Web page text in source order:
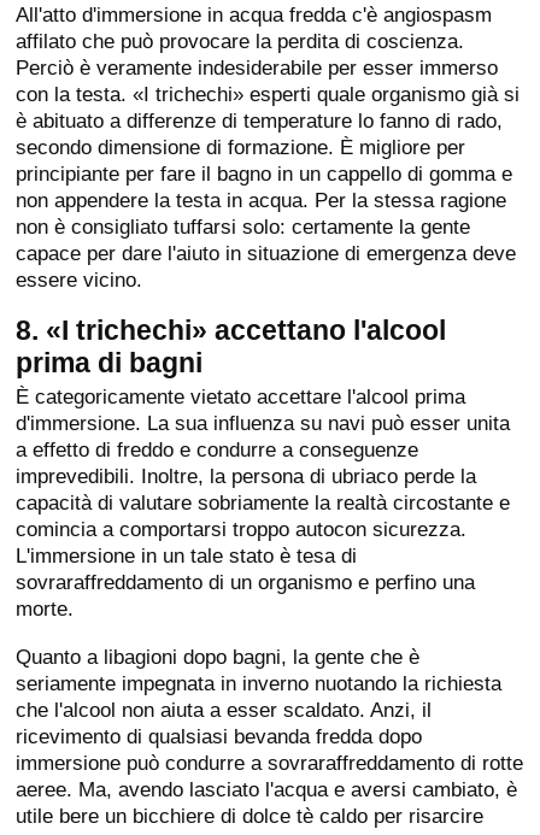
All'atto d'immersione in acqua fredda c'è angiospasm
affilato che può provocare la perdita di coscienza.
Perciò è veramente indesiderabile per esser immerso
con la testa. «I trichechi» esperti quale organismo già si
è abituato a differenze di temperature lo fanno di rado,
secondo dimensione di formazione. È migliore per
principiante per fare il bagno in un cappello di gomma e
non appendere la testa in acqua. Per la stessa ragione
non è consigliato tuffarsi solo: certamente la gente
capace per dare l'aiuto in situazione di emergenza deve
essere vicino.
8. «I trichechi» accettano l'alcool
prima di bagni
È categoricamente vietato accettare l'alcool prima
d'immersione. La sua influenza su navi può esser unita
a effetto di freddo e condurre a conseguenze
imprevedibili. Inoltre, la persona di ubriaco perde la
capacità di valutare sobriamente la realtà circostante e
comincia a comportarsi troppo autocon sicurezza.
L'immersione in un tale stato è tesa di
sovraraffreddamento di un organismo e perfino una
morte.
Quanto a libagioni dopo bagni, la gente che è
seriamente impegnata in inverno nuotando la richiesta
che l'alcool non aiuta a esser scaldato. Anzi, il
ricevimento di qualsiasi bevanda fredda dopo
immersione può condurre a sovraraffreddamento di rotte
aeree. Ma, avendo lasciato l'acqua e aversi cambiato, è
utile bere un bicchiere di dolce tè caldo per risarcire